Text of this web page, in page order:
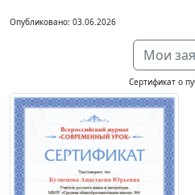
Опубликовано: 03.06.2026
Мои
Сертификат о